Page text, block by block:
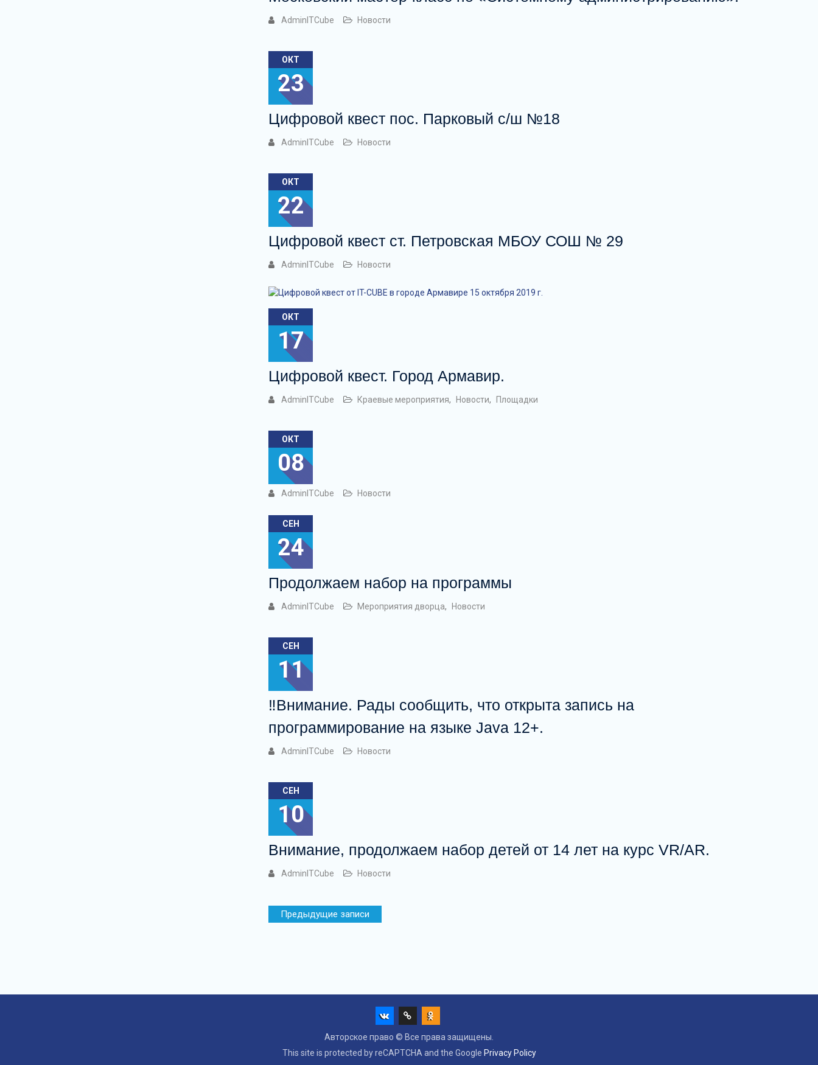
AdminITCube Новости
ОКТ
23
Цифровой квест пос. Парковый с/ш №18
AdminITCube Новости
ОКТ
22
Цифровой квест ст. Петровская МБОУ СОШ № 29
AdminITCube Новости
ОКТ
17
Цифровой квест. Город Армавир.
AdminITCube Краевые мероприятия, Новости, Площадки
ОКТ
08
AdminITCube Новости
СЕН
24
Продолжаем набор на программы
AdminITCube Мероприятия дворца, Новости
СЕН
11
‼️Внимание. Рады сообщить, что открыта запись на
программирование на языке Java 12+.
AdminITCube Новости
СЕН
10
Внимание, продолжаем набор детей от 14 лет на курс VR/AR.
AdminITCube Новости
Навигация
по
Предыдущие записи
Авторское право © Все права защищены.
This site is protected by reCAPTCHA and the Google Privacy Policy